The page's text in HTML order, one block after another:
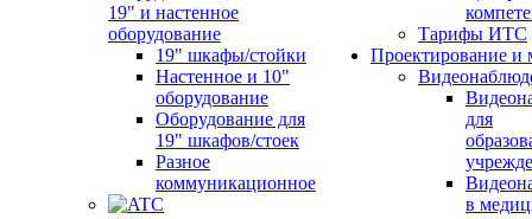
19" и настенное
оборудование
19" шкафы/стойки
Настенное и 10"
оборудование
Оборудование для
19" шкафов/стоек
Разное
коммуникационное
Тарифы ИТС
Проектирование и
для
в